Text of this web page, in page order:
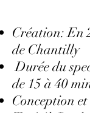
Création: En
de Chantilly
Durée du
de 15 à 40
Conception et